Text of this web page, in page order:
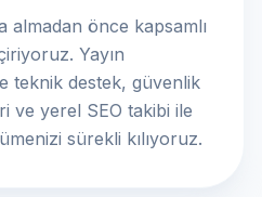
almadan önce kapsamlı
Yayın
teknik destek, güvenlik
ve yerel SEO takibi ile
sürekli kılıyoruz.